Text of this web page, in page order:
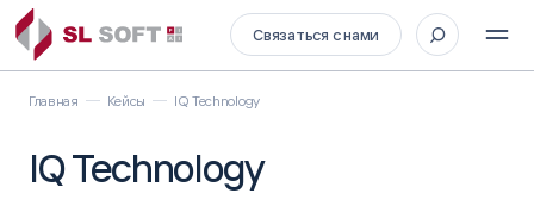
Связаться с нами
Главная Кейсы IQ Technology
IQ Technology